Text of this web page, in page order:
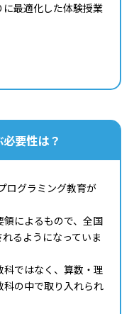
最適化した体験授業
要性は？
ログラミング教育が
によるもので、全国
るようになっていま
ではなく、算数・理
の中で取り入れられ